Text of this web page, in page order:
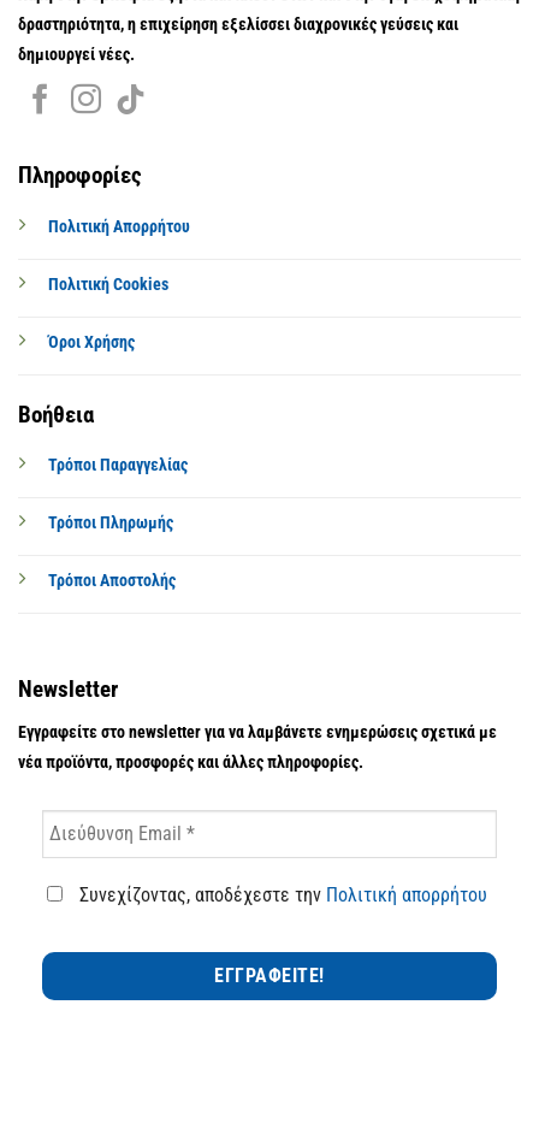
δραστηριότητα, η επιχείρηση εξελίσσει διαχρονικές γεύσεις και
δημιουργεί νέες.
Πληροφορίες
Πολιτική Απορρήτου
Πολιτική Cookies
Όροι Χρήσης
Βοήθεια
Τρόποι Παραγγελίας
Τρόποι Πληρωμής
Τρόποι Αποστολής
Newsletter
Εγγραφείτε στο newsletter για να λαμβάνετε ενημερώσεις σχετικά με
νέα προϊόντα, προσφορές και άλλες πληροφορίες.
Συνεχίζοντας, αποδέχεστε την Πολιτική απορρήτου